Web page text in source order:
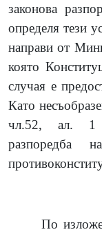
законова
определя тези
направи от
която
случая е
Като
чл.52, ал. 1
По